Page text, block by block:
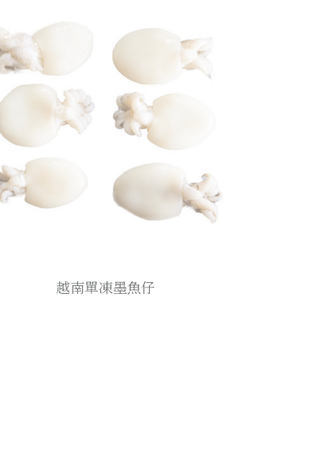
越南單凍墨魚仔